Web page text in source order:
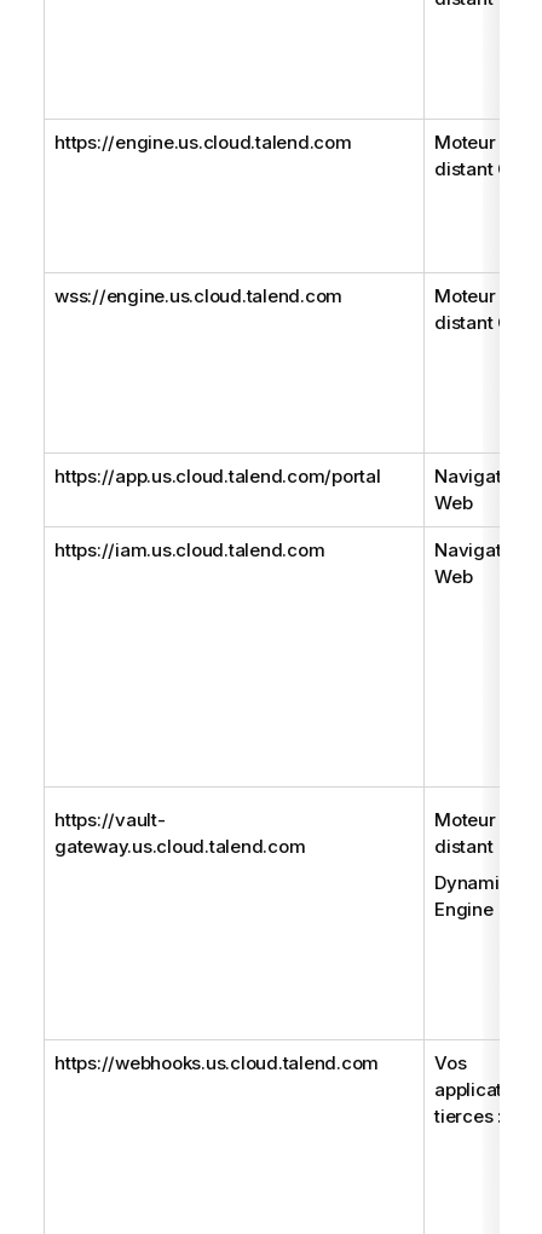
https://engine.us.cloud.talend.com
Moteur
distant Gen2
wss://engine.us.cloud.talend.com
Moteur
distant Gen2
https://app.us.cloud.talend.com/portal
Navigateur
Web
https://iam.us.cloud.talend.com
Navigateur
Web
https://vault-
gateway.us.cloud.talend.com
Moteur
distant
Dynamic
Engine
https://webhooks.us.cloud.talend.com
Vos
applications
tierces :